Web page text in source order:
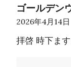
ゴールデン
2026年4月14日
拝啓 時下ま